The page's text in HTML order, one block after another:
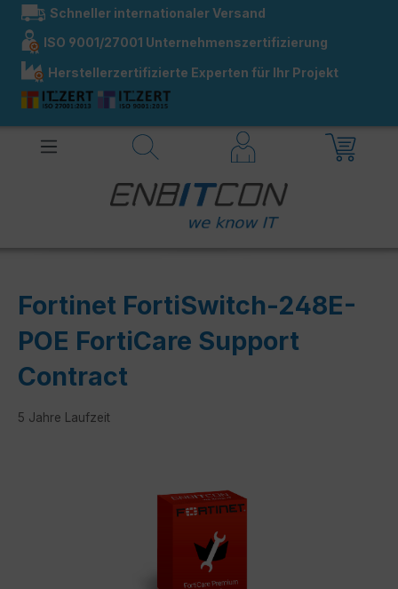
springen
Schneller internationaler Versand
ISO 9001/27001 Unternehmenszertifizierung
Herstellerzertifizierte Experten für Ihr Projekt
Fortinet FortiSwitch-248E-
POE FortiCare Support
Contract
5 Jahre Laufzeit